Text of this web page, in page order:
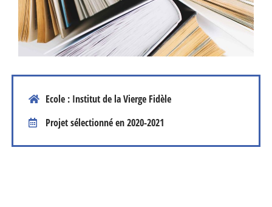
Ecole : Institut de la Vierge Fidèle
Projet sélectionné en2020-2021